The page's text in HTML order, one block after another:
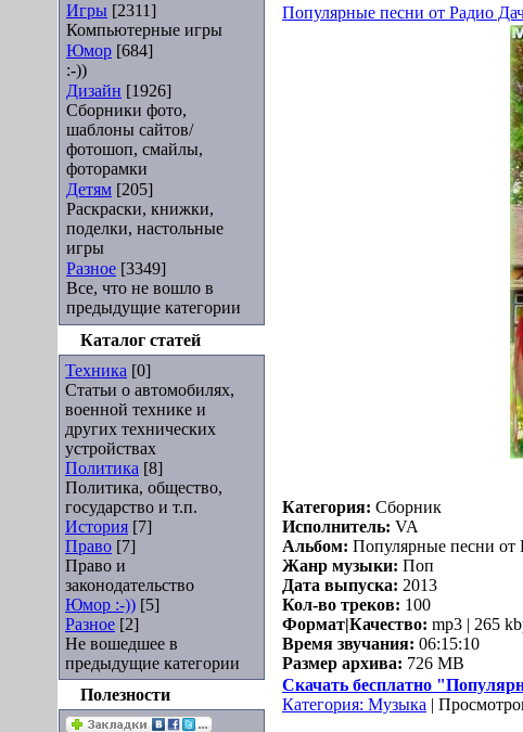
Игры [2311]
Компьютерные игры
Юмор [684]
:-))
Дизайн [1926]
Сборники фото,
шаблоны сайтов/
фотошоп, смайлы,
фоторамки
Детям [205]
Раскраски, книжки,
поделки, настольные
игры
Разное [3349]
Все, что не вошло в
предыдущие категории
Каталог статей
Техника [0]
Статьи о автомобилях,
военной технике и
других технических
устройствах
Политика [8]
Политика, общество,
государство и т.п.
История [7]
Право [7]
Право и
законодательство
Юмор :-)) [5]
Разное [2]
Не вошедшее в
предыдущие категории
Полезности
Популярные песни от Радио
Категория: Сборник
Исполнитель: VA
Альбом: Популярные песни от
Жанр музыки: Поп
Дата выпуска: 2013
Кол-во треков: 100
Формат|Качество: mp3 | 265
Время звучания: 06:15:10
Размер архива: 726 MB
Скачать бесплатно
Категория: Музыка |